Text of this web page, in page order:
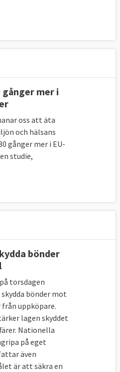
mer i
oss att äta
och hälsans
gånger mer i EU-
studie,
bönder
torsdagen
bönder mot
uppköpare.
lagen skyddet
Nationella
på eget
även
är att säkra en